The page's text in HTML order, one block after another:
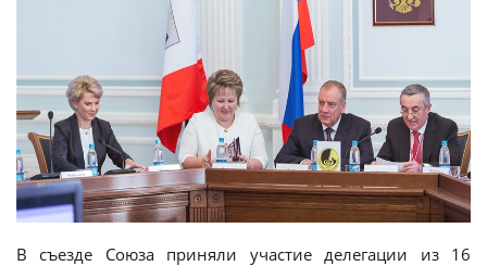
В съезде Союза приняли участие делегации из 16